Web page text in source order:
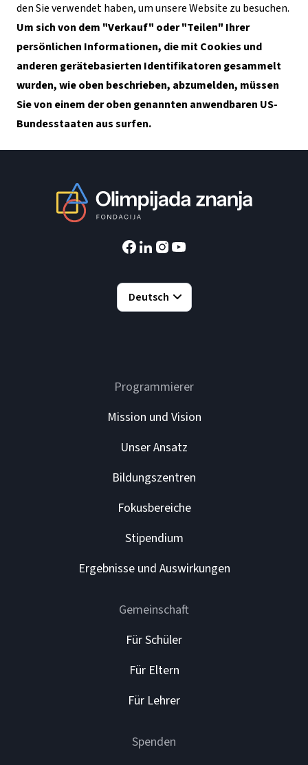
den Sie verwendet haben, um unsere Website zu besuchen.
Um sich von dem "Verkauf" oder "Teilen" Ihrer
persönlichen Informationen, die mit Cookies und
anderen gerätebasierten Identifikatoren gesammelt
wurden, wie oben beschrieben, abzumelden, müssen
Sie von einem der oben genannten anwendbaren US-
Bundesstaaten aus surfen.
Deutsch
Programmierer
Mission und Vision
Unser Ansatz
Bildungszentren
Fokusbereiche
Stipendium
Ergebnisse und Auswirkungen
Gemeinschaft
Für Schüler
Für Eltern
Für Lehrer
Spenden